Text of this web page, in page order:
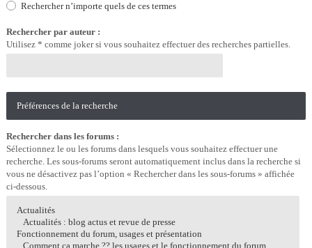
Rechercher n’importe quels de ces termes
Rechercher par auteur :
Utilisez * comme joker si vous souhaitez effectuer des recherches partielles.
Préférences de la recherche
Rechercher dans les forums :
Sélectionnez le ou les forums dans lesquels vous souhaitez effectuer une
recherche. Les sous-forums seront automatiquement inclus dans la recherche si
vous ne désactivez pas l’option « Rechercher dans les sous-forums » affichée
ci-dessous.